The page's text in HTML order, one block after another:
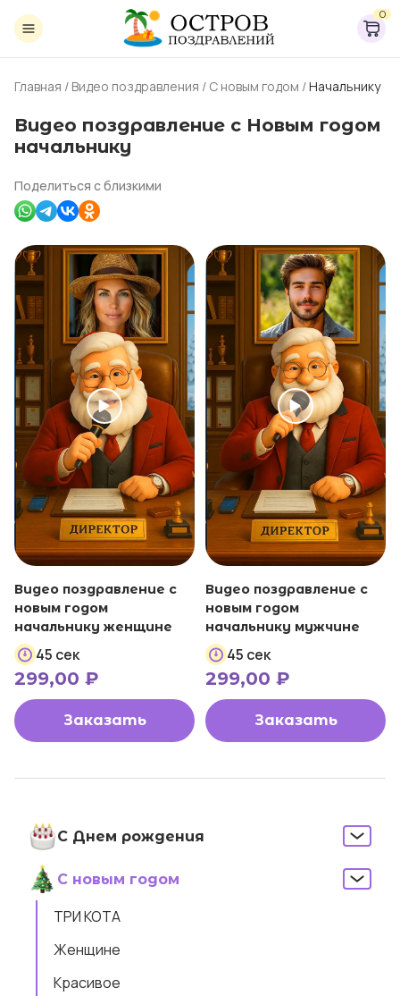
0
Главная / Видео поздравления / С новым годом /Начальнику
Видео поздравление с Новым годом
начальнику
Поделиться с близкими
С Днем рождения
С новым годом
ТРИ КОТА
Женщине
Красивое
Видео поздравление с
новым годом
начальнику женщине
45 сек
299,00 ₽
Заказать
Видео поздравление с
новым годом
начальнику мужчине
45 сек
299,00 ₽
Заказать